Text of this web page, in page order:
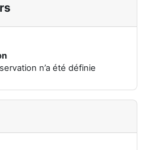
n’a été définie